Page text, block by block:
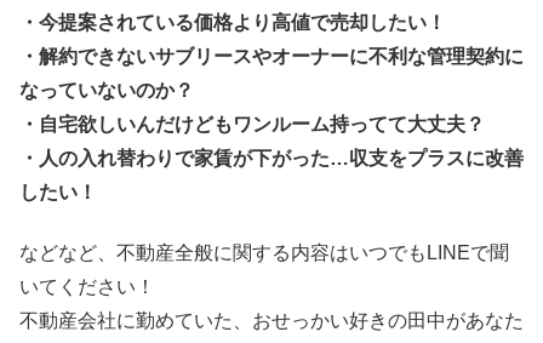
・今提案されている価格より高値で売却したい！
・解約できないサブリースやオーナーに不利な管理契約に
なっていないのか？
・自宅欲しいんだけどもワンルーム持ってて大丈夫？
・人の入れ替わりで家賃が下がった…収支をプラスに改善
したい！
などなど、不動産全般に関する内容はいつでもLINEで聞
いてください！
不動産会社に勤めていた、おせっかい好きの田中があなた